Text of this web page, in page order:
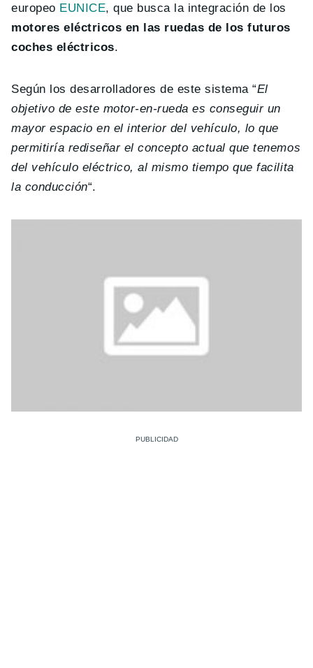
europeo EUNICE, que busca la integración de los
motores eléctricos en las ruedas de los futuros
coches eléctricos.
Según los desarrolladores de este sistema “El
objetivo de este motor-en-rueda es conseguir un
mayor espacio en el interior del vehículo, lo que
permitiría rediseñar el concepto actual que tenemos
del vehículo eléctrico, al mismo tiempo que facilita
la conducción“.